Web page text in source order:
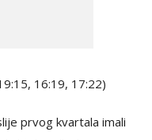
16:19, 17:22)
prvog kvartala imali